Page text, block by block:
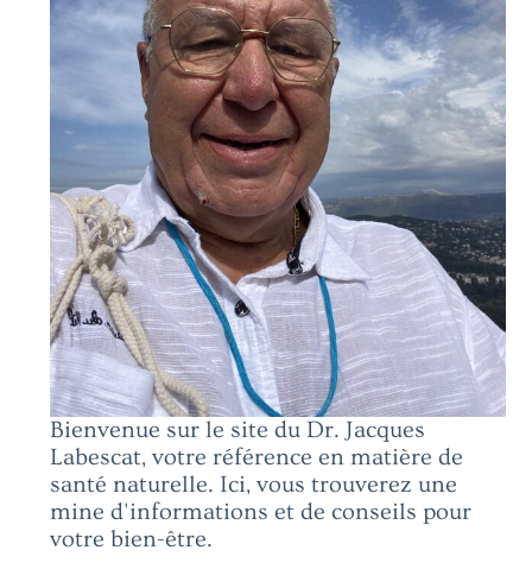
Bienvenue sur le site du Dr. Jacques
Labescat, votre référence en matière de
santé naturelle. Ici, vous trouverez une
mine d'informations et de conseils pour
votre bien-être.